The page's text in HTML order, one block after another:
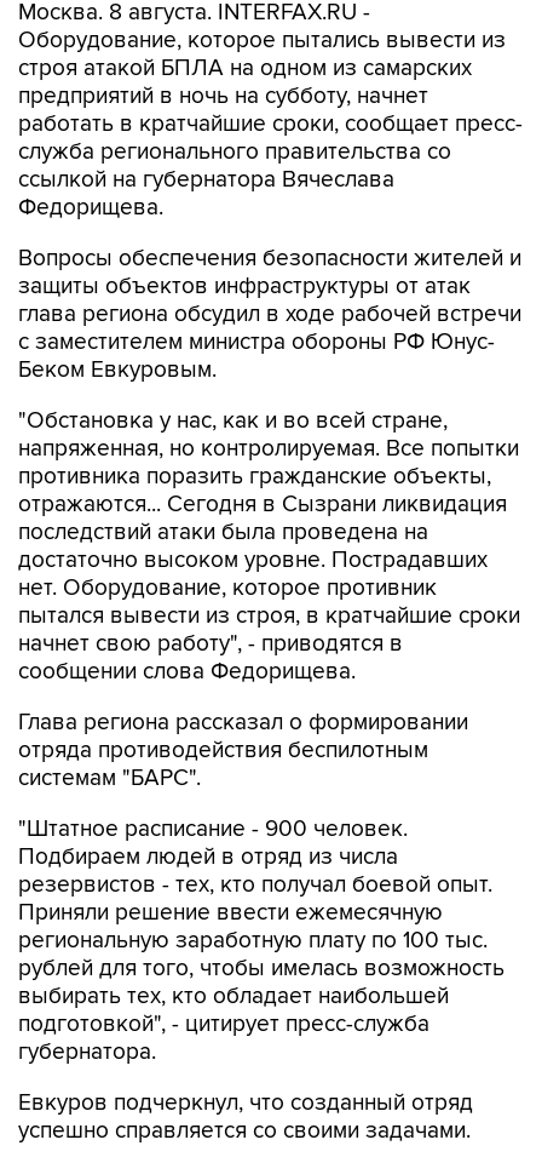
Москва. 8 августа. INTERFAX.RU -
Оборудование, которое пытались вывести из
строя атакой БПЛА на одном из самарских
предприятий в ночь на субботу, начнет
работать в кратчайшие сроки, сообщает пресс-
служба регионального правительства со
ссылкой на губернатора Вячеслава
Федорищева.
Вопросы обеспечения безопасности жителей и
защиты объектов инфраструктуры от атак
глава региона обсудил в ходе рабочей встречи
с заместителем министра обороны РФ Юнус-
Беком Евкуровым.
"Обстановка у нас, как и во всей стране,
напряженная, но контролируемая. Все попытки
противника поразить гражданские объекты,
отражаются... Сегодня в Сызрани ликвидация
последствий атаки была проведена на
достаточно высоком уровне. Пострадавших
нет. Оборудование, которое противник
пытался вывести из строя, в кратчайшие сроки
начнет свою работу", - приводятся в
сообщении слова Федорищева.
Глава региона рассказал о формировании
отряда противодействия беспилотным
системам "БАРС".
"Штатное расписание - 900 человек.
Подбираем людей в отряд из числа
резервистов - тех, кто получал боевой опыт.
Приняли решение ввести ежемесячную
региональную заработную плату по 100 тыс.
рублей для того, чтобы имелась возможность
выбирать тех, кто обладает наибольшей
подготовкой", - цитирует пресс-служба
губернатора.
Евкуров подчеркнул, что созданный отряд
успешно справляется со своими задачами.